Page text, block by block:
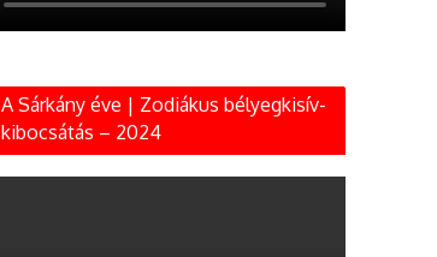
A Sárkány éve | Zodiákus bélyegkisív-
kibocsátás – 2024